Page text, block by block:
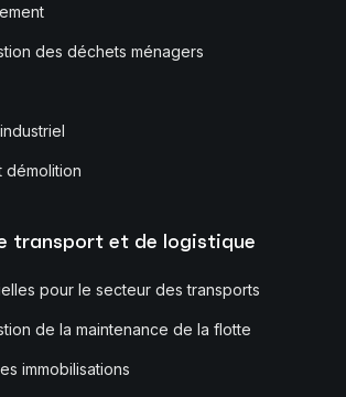
des déchets ménagers
démolition
transport et de logistique
pour le secteur des transports
de la maintenance de la flotte
immobilisations